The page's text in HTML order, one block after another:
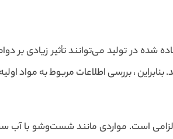
شده در تولید می‌توانند تأثیر زیادی بر
، بررسی اطلاعات مربوط به مواد
است. مواردی مانند شست‌وشو با آب